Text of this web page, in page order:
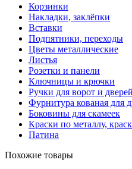
Корзинки
Накладки, заклёпки
Вставки
Подпятники, переходы
Цветы металлические
Листья
Розетки и панели
Ключницы и крючки
Ручки для ворот и дверей
Фурнитура кованая для
Боковины для скамеек
Краски по металлу,
Патина
Похожие товары